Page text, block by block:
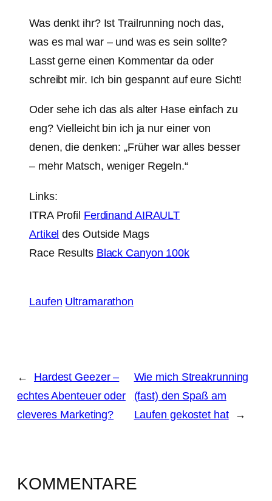
Was denkt ihr? Ist Trailrunning noch das,
was es mal war – und was es sein sollte?
Lasst gerne einen Kommentar da oder
schreibt mir. Ich bin gespannt auf eure Sicht!
Oder sehe ich das als alter Hase einfach zu
eng? Vielleicht bin ich ja nur einer von
denen, die denken: „Früher war alles besser
– mehr Matsch, weniger Regeln.“
Links:
ITRA Profil Ferdinand AIRAULT
Artikel des Outside Mags
Race Results Black Canyon 100k
Laufen Ultramarathon
←
Hardest Geezer –
echtes Abenteuer oder
cleveres Marketing?
Wie mich Streakrunning
(fast) den Spaß am
Laufen gekostet hat
→
KOMMENTARE